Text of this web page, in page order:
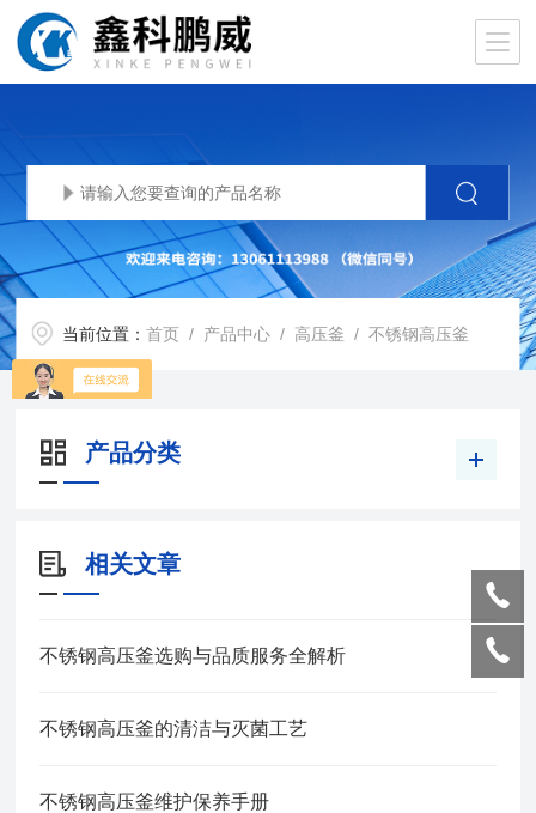
当前位置：首页 / 产品中心 / 高压釜 /不锈钢高压釜
产品分类
相关文章
不锈钢高压釜选购与品质服务全解析
不锈钢高压釜的清洁与灭菌工艺
不锈钢高压釜维护保养手册